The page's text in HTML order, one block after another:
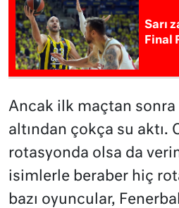
Sarı
Final
Ancak ilk maçtan
altından çokça su aktı.
rotasyonda olsa da
isimlerle beraber hiç
bazı oyuncular,